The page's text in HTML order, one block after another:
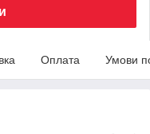
Оплата Умови